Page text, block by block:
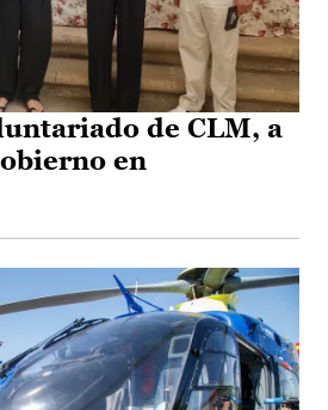
de CLM, a
en